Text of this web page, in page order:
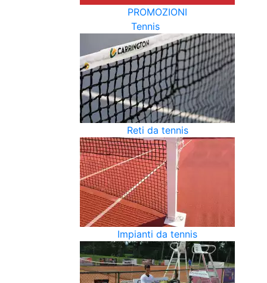
PROMOZIONI
Tennis
Reti da tennis
Impianti da tennis